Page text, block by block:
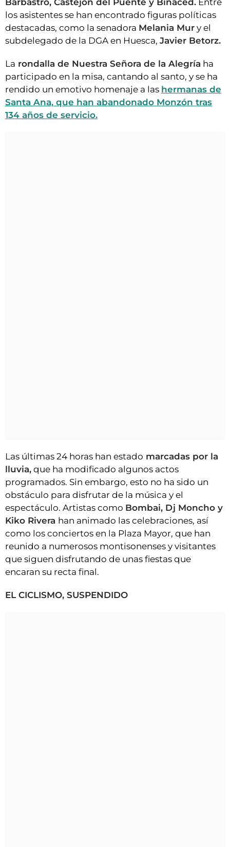
Barbastro, Castejón del Puente y Binaced. Entre
los asistentes se han encontrado figuras políticas
destacadas, como la senadora Melania Mur y el
subdelegado de la DGA en Huesca, Javier Betorz.
La rondalla de Nuestra Señora de la Alegría ha
participado en la misa, cantando al santo, y se ha
rendido un emotivo homenaje a las hermanas de
Santa Ana, que han abandonado Monzón tras
134 años de servicio.
Las últimas 24 horas han estado marcadas por la
lluvia, que ha modificado algunos actos
programados. Sin embargo, esto no ha sido un
obstáculo para disfrutar de la música y el
espectáculo. Artistas como Bombai, Dj Moncho y
Kiko Rivera han animado las celebraciones, así
como los conciertos en la Plaza Mayor, que han
reunido a numerosos montisonenses y visitantes
que siguen disfrutando de unas fiestas que
encaran su recta final.
EL CICLISMO, SUSPENDIDO